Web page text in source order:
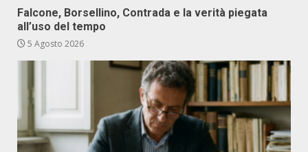
Falcone, Borsellino, Contrada e la verità piegata
all’uso del tempo
5 Agosto 2026